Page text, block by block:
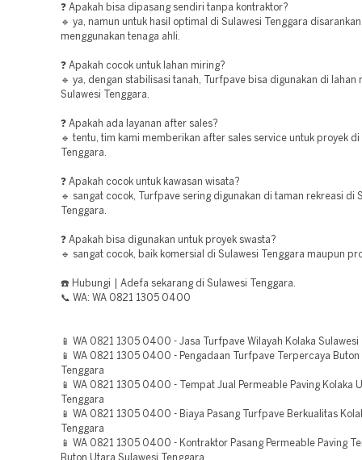
❓ Apakah bisa dipasang sendiri tanpa kontraktor?
🔹 ya, namun untuk hasil optimal di Sulawesi Tenggara disarankan
menggunakan tenaga ahli.
❓ Apakah cocok untuk lahan miring?
🔹 ya, dengan stabilisasi tanah, Turfpave bisa digunakan di lahan
Sulawesi Tenggara.
❓ Apakah ada layanan after sales?
🔹 tentu, tim kami memberikan after sales service untuk proyek di
Tenggara.
❓ Apakah cocok untuk kawasan wisata?
🔹 sangat cocok, Turfpave sering digunakan di taman rekreasi di
Tenggara.
❓ Apakah bisa digunakan untuk proyek swasta?
🔹 sangat cocok, baik komersial di Sulawesi Tenggara maupun
☎️ Hubungi | Adefa sekarang di Sulawesi Tenggara.
📞 WA: WA 0821 1305 0400
📱 WA 0821 1305 0400 - Jasa Turfpave Wilayah Kolaka Sulawesi
📱 WA 0821 1305 0400 - Pengadaan Turfpave Terpercaya Buton
Tenggara
📱 WA 0821 1305 0400 - Tempat Jual Permeable Paving Kolaka
Tenggara
📱 WA 0821 1305 0400 - Biaya Pasang Turfpave Berkualitas
Tenggara
📱 WA 0821 1305 0400 - Kontraktor Pasang Permeable Paving
Buton Utara Sulawesi Tenggara